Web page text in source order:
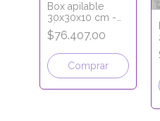
Box apilable
30x30x10 cm -
LÍNEA PREMIUM
$76.407,00
Comprar